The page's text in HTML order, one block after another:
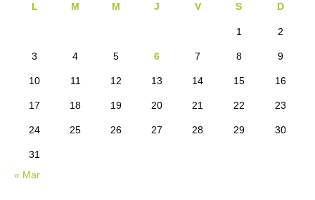
L M M J V S D
1 2
3 4 5 6 7 8 9
10 11 12 13 14 15 16
17 18 19 20 21 22 23
24 25 26 27 28 29 30
31
« Mar